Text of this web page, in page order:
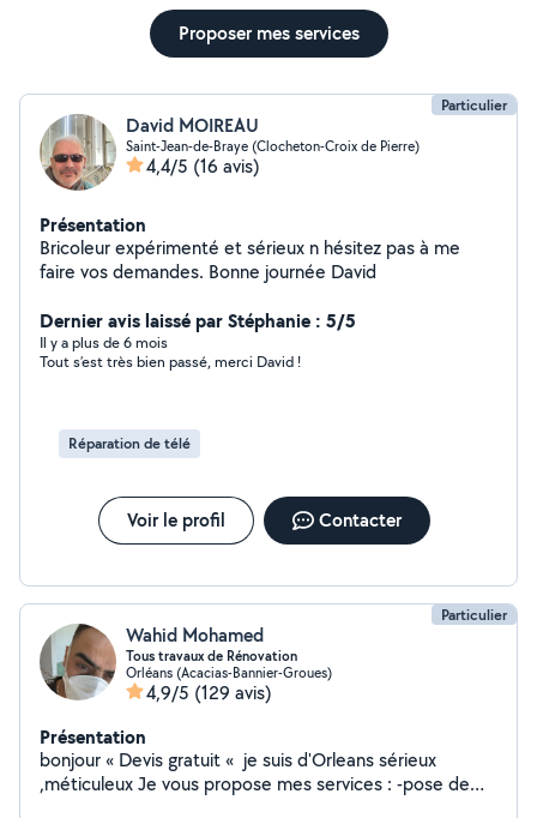
Proposer mes services
Particulier
David MOIREAU
Saint-Jean-de-Braye (Clocheton-Croix de Pierre)
4,4/5 (16 avis)
Présentation
Bricoleur expérimenté et sérieux n hésitez pas à me
faire vos demandes. Bonne journée David
Dernier avis laissé par Stéphanie : 5/5
Il y a plus de 6 mois
Tout s’est très bien passé, merci David !
Réparation de télé
Voir le profil Contacter
Particulier
Wahid Mohamed
Tous travaux de Rénovation
Orléans (Acacias-Bannier-Groues)
4,9/5 (129 avis)
Présentation
bonjour « Devis gratuit « je suis d'Orleans sérieux
,méticuleux Je vous propose mes services : -pose de